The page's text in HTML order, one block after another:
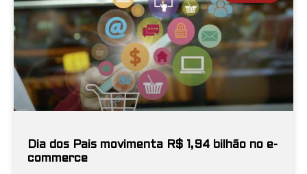
Dia dos Pais movimenta R$ 1,94 bilhão no e-
commerce